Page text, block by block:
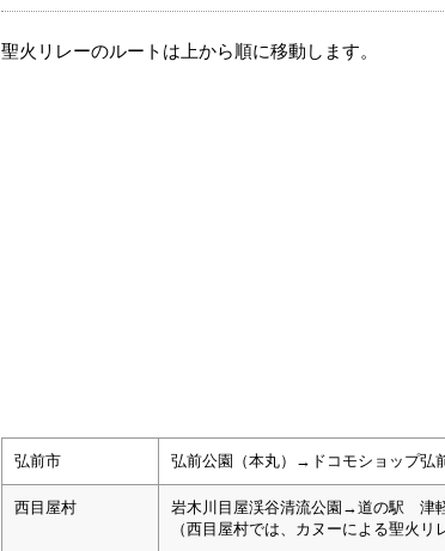
聖火リレーのルートは上から順に移動します。
弘前市 弘前公園（本丸）→ドコモショップ弘
西目屋村
岩木川目屋渓谷清流公園→道の駅 津
（西目屋村では、カヌーによる聖火リ